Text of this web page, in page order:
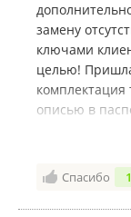
замену
ключами
целью!
комплектация
описью в
замки, тем
пакета с
Спасибо